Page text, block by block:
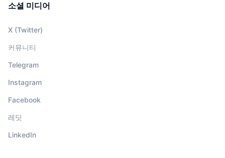
소셜 미디어
X (Twitter)
커뮤니티
Telegram
Instagram
Facebook
레딧
LinkedIn